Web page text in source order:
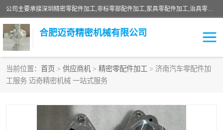
公司主要承接深圳精密零配件加工,非标零部配件加工,家具零配件加工,治具零配件加工,安徽精密零配件加工等各种各种精密机械加工，欢迎来来电咨询！
合肥迈奇精密机械有限公司
当前位置： 首页 > 供应商机 > 精密零配件加工 > 济南汽车零配件加
工服务 迈奇精密机械 一站式服务
铣床加工
机器人零件加工 绝缘材料加工